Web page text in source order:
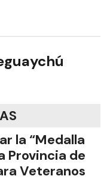
la “Medalla
Provincia de
Veteranos